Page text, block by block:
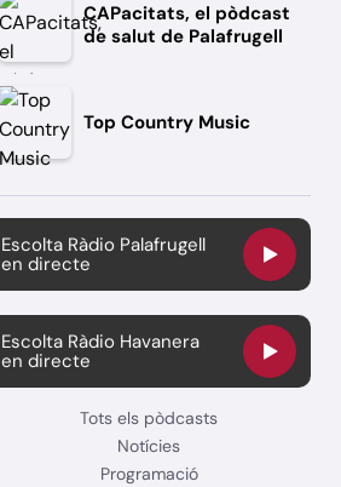
CAPacitats, el pòdcast
de salut de Palafrugell
Top Country Music
Escolta Ràdio Palafrugell
en directe
Escolta Ràdio Havanera
en directe
Tots els pòdcasts
Notícies
Programació